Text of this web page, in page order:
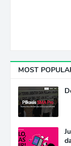
MOST